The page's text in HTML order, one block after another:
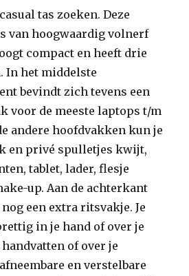
tas zoeken. Deze
van hoogwaardig volnerf
compact en heeft drie
In het middelste
bevindt zich tevens een
voor de meeste laptops t/m
andere hoofdvakken kun je
en privé spulletjes kwijt,
tablet, lader, flesje
up. Aan de achterkant
een extra ritsvakje. Je
in je hand of over je
of over je
en verstelbare